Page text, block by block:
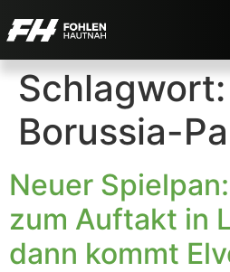
Schlagwort:
Borussia-
Neuer
zum Auftakt in
dann kommt